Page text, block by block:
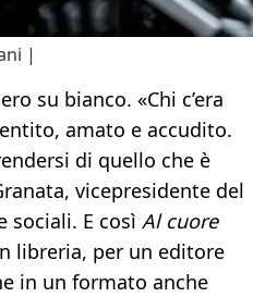
|
su bianco. «Chi c’era
amato e accudito.
di quello che è
vicepresidente del
sociali. E così Al cuore
libreria, per un editore
in un formato anche